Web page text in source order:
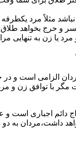
مثلاً مرد
و حرج بخواهد طلاق
یا زن به تنهایی
الزامی است و
مگر با توافق زن و
دائم اجباری است
داشت،مردان به دو